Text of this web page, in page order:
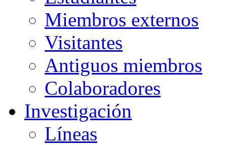
Miembros externos
Visitantes
Antiguos miembros
Colaboradores
Investigación
Líneas